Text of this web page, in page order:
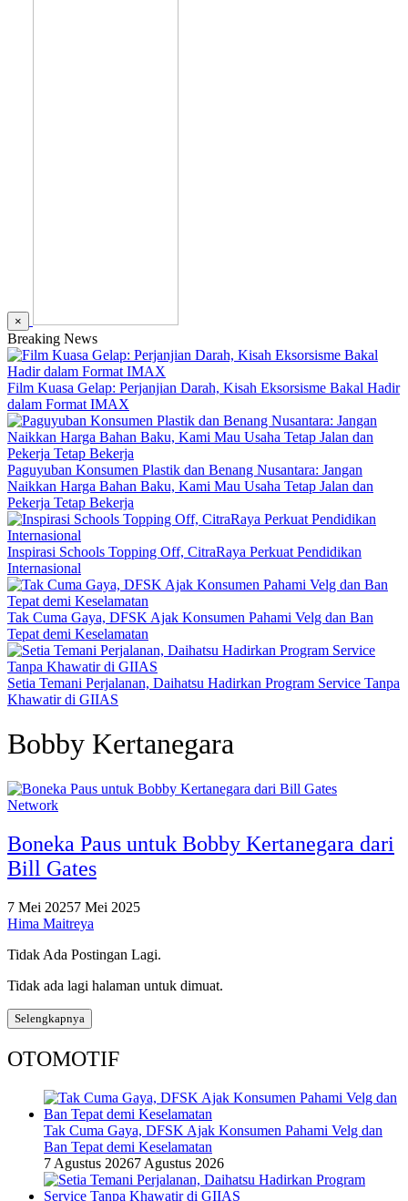
×
Breaking News
Film Kuasa Gelap: Perjanjian Darah, Kisah Eksorsisme Bakal Hadir
dalam Format IMAX
Paguyuban Konsumen Plastik dan Benang Nusantara: Jangan
Naikkan Harga Bahan Baku, Kami Mau Usaha Tetap Jalan dan
Pekerja Tetap Bekerja
Inspirasi Schools Topping Off, CitraRaya Perkuat Pendidikan
Internasional
Tak Cuma Gaya, DFSK Ajak Konsumen Pahami Velg dan Ban
Tepat demi Keselamatan
Setia Temani Perjalanan, Daihatsu Hadirkan Program Service Tanpa
Khawatir di GIIAS
Bobby Kertanegara
Network
Boneka Paus untuk Bobby Kertanegara dari
Bill Gates
7 Mei 20257 Mei 2025
Hima Maitreya
Tidak Ada Postingan Lagi.
Tidak ada lagi halaman untuk dimuat.
Selengkapnya
OTOMOTIF
Tak Cuma Gaya, DFSK Ajak Konsumen Pahami Velg dan
Ban Tepat demi Keselamatan
7 Agustus 20267 Agustus 2026